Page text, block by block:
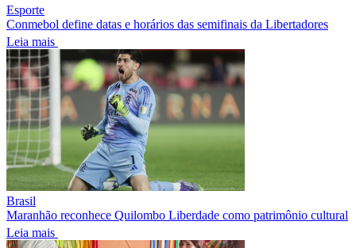
Esporte
Conmebol define datas e horários das semifinais da Libertadores
Leia mais
Brasil
Maranhão reconhece Quilombo Liberdade como patrimônio cultural
Leia mais